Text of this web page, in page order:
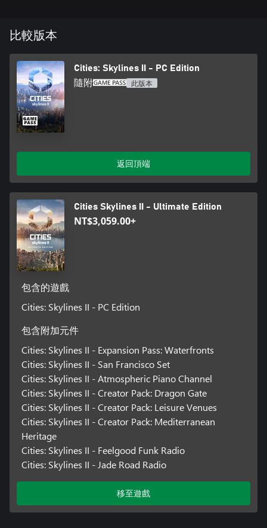
比較版本
Cities: Skylines II - PC Edition
隨附 此版本
返回頂端
Cities Skylines II - Ultimate Edition
NT$3,059.00+
包含的遊戲
Cities: Skylines II - PC Edition
包含附加元件
Cities: Skylines II - Expansion Pass: Waterfronts
Cities: Skylines II - San Francisco Set
Cities: Skylines II - Atmospheric Piano Channel
Cities: Skylines II - Creator Pack: Dragon Gate
Cities: Skylines II - Creator Pack: Leisure Venues
Cities: Skylines II - Creator Pack: Mediterranean
Heritage
Cities: Skylines II - Feelgood Funk Radio
Cities: Skylines II - Jade Road Radio
移至遊戲